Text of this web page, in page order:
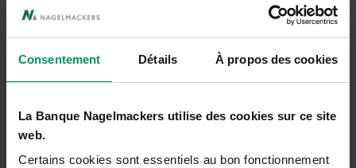
Consentement Détails À propos des cookies
La Banque Nagelmackers utilise des cookies sur ce site
web.
Certains cookies sont essentiels au bon fonctionnement
Dossier
22 Mai 2025
Donation mobilière: les